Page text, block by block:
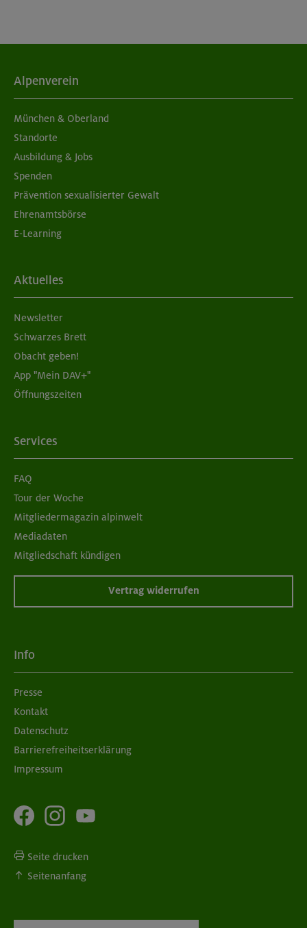
Alpenverein
München & Oberland
Standorte
Ausbildung & Jobs
Spenden
Prävention sexualisierter Gewalt
Ehrenamtsbörse
E-Learning
Aktuelles
Newsletter
Schwarzes Brett
Obacht geben!
App "Mein DAV+"
Öffnungszeiten
Services
FAQ
Tour der Woche
Mitgliedermagazin alpinwelt
Mediadaten
Mitgliedschaft kündigen
Vertrag widerrufen
Info
Presse
Kontakt
Datenschutz
Barrierefreiheitserklärung
Impressum
Seite drucken
Seitenanfang